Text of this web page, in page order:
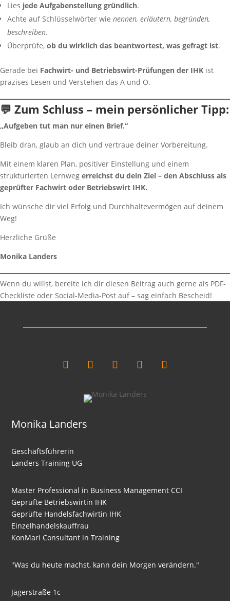
Lies jede Aufgabenstellung gründlich.
Achte auf Schlüsselwörter wie nennen, erläutern, begründen,
beschreiben.
Überprüfe, ob du wirklich das beantwortest, was gefragt ist.
Gerade bei Fachwirt- und Betriebswirt-Prüfungen der IHK ist
präzises Lesen und Verstehen das A und O.
💬 Zum Schluss – mein persönlicher Tipp:
„Aufgeben tut man nur einen Brief.“
Bleib dran, glaub an dich und vertraue deiner Vorbereitung.
Mit einem klaren Plan, positiver Einstellung und einem
strukturierten Lernweg erreichst du dein Ziel – den Abschluss als
geprüfter Fachwirt oder Betriebswirt IHK.
Ich wünsche dir viel Erfolg und Durchhaltevermögen auf deinem
Weg!
Herzliche Grüße
Monika Landers
Wenn du willst, bereite ich dir diesen Beitrag auch gerne als PDF-
Checkliste oder Social-Media-Post auf – sag einfach Bescheid!
Monika Landers
Geschäftsführerin
Landers Training UG
Master Professional in Business Management CCI
Geprüfte Betriebswirtin IHK
Geprüfte Handelsfachwirtin IHK
Einzelhandelskauffrau
KonMari Consultant in Training
"Was du heute machst, kann dein Morgen verändern."
Jägerstraße 1c